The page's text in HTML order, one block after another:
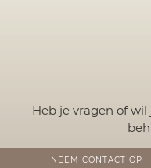
Heb je vragen of
NEEM CONTACT OP